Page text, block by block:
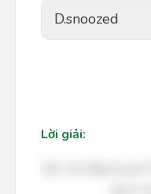
D.snoozed
Lời giải: